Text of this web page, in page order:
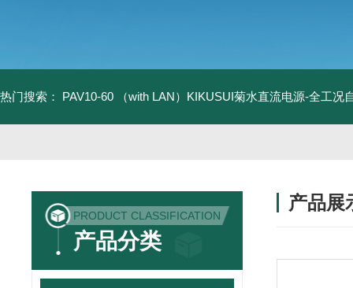
热门搜索： PAV10-60 （with LAN）KIKUSUI菊水直流电源-全工况
PRODUCT CLASSIFICATION
产品分类
产品展